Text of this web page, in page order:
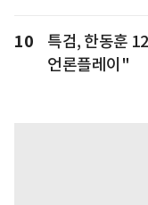
10
특검, 한동훈
언론플레이"